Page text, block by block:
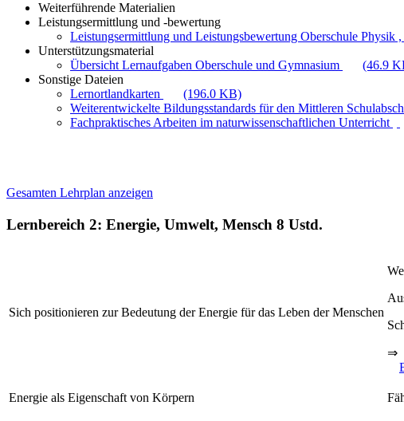
Weiterführende Materialien
Leistungsermittlung und -bewertung
Leistungsermittlung und Leistungsbewertung Oberschule Physik
Unterstützungsmaterial
Übersicht Lernaufgaben Oberschule und Gymnasium
(46.9
Sonstige Dateien
Lernortlandkarten
(196.0 KB)
Weiterentwickelte Bildungsstandards für den Mittleren
Fachpraktisches Arbeiten im naturwissenschaftlichen Unterricht
Gesamten Lehrplan anzeigen
Lernbereich 2: Energie, Umwelt, Mensch 8 Ustd.
Sich positionieren zur Bedeutung der Energie für das Leben der Menschen
⇒
Energie als Eigenschaft von Körpern